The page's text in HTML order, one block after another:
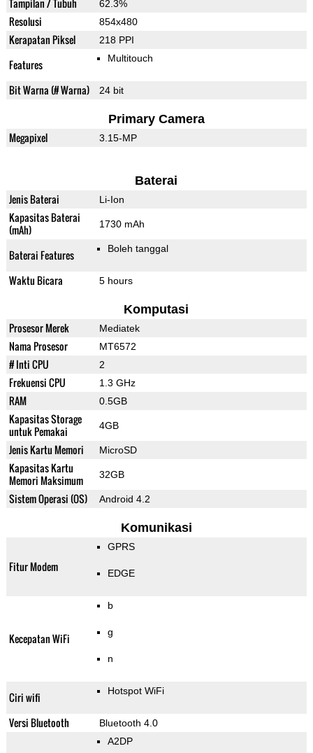
Tampilan / Tubuh 62.3%
Resolusi 854x480
Kerapatan Piksel 218 PPI
Features Multitouch
Bit Warna (# Warna) 24 bit
Primary Camera
Megapixel 3.15-MP
Baterai
Jenis Baterai Li-Ion
Kapasitas Baterai
(mAh)
1730 mAh
Baterai Features Boleh tanggal
Waktu Bicara 5 hours
Komputasi
Prosesor Merek Mediatek
Nama Prosesor MT6572
# Inti CPU 2
Frekuensi CPU 1.3 GHz
RAM 0.5GB
Kapasitas Storage
untuk Pemakai
4GB
Jenis Kartu Memori MicroSD
Kapasitas Kartu
Memori Maksimum
32GB
Sistem Operasi (OS) Android 4.2
Komunikasi
Fitur Modem
GPRS
EDGE
Kecepatan WiFi
b
g
n
Ciri wifi Hotspot WiFi
Versi Bluetooth Bluetooth 4.0
A2DP